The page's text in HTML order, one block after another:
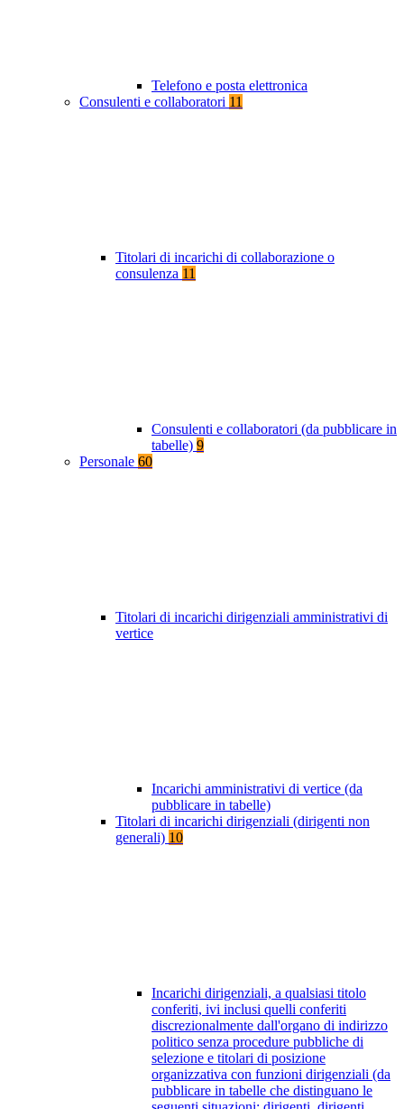
Telefono e posta elettronica
Consulenti e collaboratori 11
Titolari di incarichi di collaborazione o
consulenza 11
Consulenti e collaboratori (da pubblicare in
tabelle) 9
Personale 60
Titolari di incarichi dirigenziali amministrativi di
vertice
Incarichi amministrativi di vertice (da
pubblicare in tabelle)
Titolari di incarichi dirigenziali (dirigenti non
generali) 10
Incarichi dirigenziali, a qualsiasi titolo
conferiti, ivi inclusi quelli conferiti
discrezionalmente dall'organo di indirizzo
politico senza procedure pubbliche di
selezione e titolari di posizione
organizzativa con funzioni dirigenziali (da
pubblicare in tabelle che distinguano le